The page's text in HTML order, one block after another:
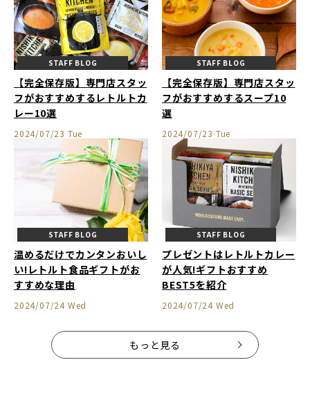
STAFF BLOG
2024/07/23 Tue
【完全保存版】専門店スタッ
フがおすすめするレトルトカ
レー10選
STAFF BLOG
2024/07/23 Tue
【完全保存版】専門店スタッ
フがおすすめするスープ10
選
STAFF BLOG
2024/07/24 Wed
温めるだけでカンタンおいし
い!レトルト食品ギフトがお
すすめな理由
STAFF BLOG
2024/07/24 Wed
プレゼントはレトルトカレー
が人気!ギフトおすすめ
BEST5を紹介
もっと見る